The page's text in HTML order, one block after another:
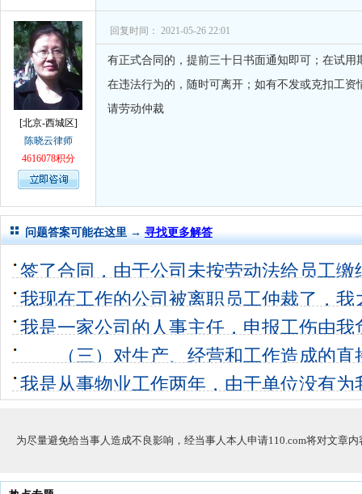
[北京-西城区]
陈晓云律师
4616078积分
回复时间： 2021-05-26 22:01
有正式合同的，提前三十日书面通知即可；在试
在违法行为的，随时可离开；如有不发或克扣工
请劳动仲裁
问题答案可能在这里 → 寻找更多解答
签了合同，由于公司未按劳动法给员工
和人事那告 16个回答 0
我现在工作的公司被离职员工仲裁了，
负责办理合 1个回答 0
我是一家公司的人事主任，申报工伤由
工伤，但由 5个回答 0
（三）对生产、经营和工作造成的直
何赔偿？ 0个回答 0
我是从事物业工作两年，由于单位没有
为尽量避免给当事人造成不良影响，经当事人本人申请110.com将对文章